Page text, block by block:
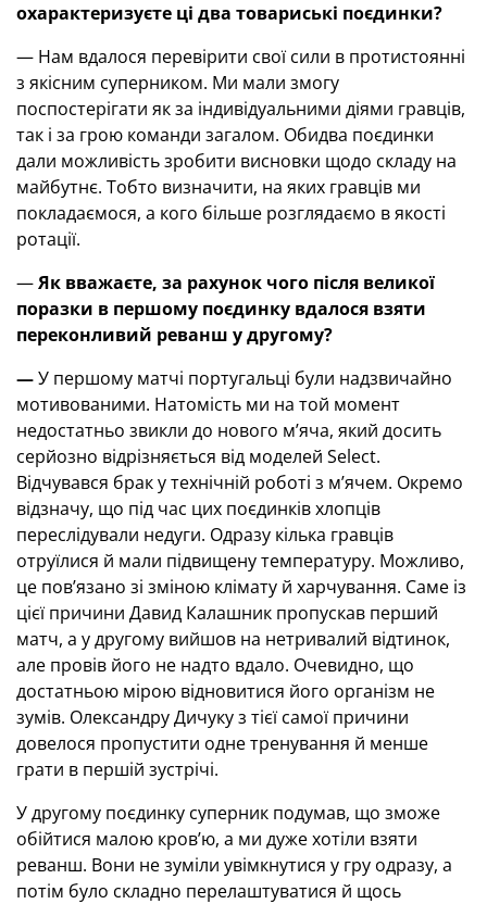
охарактеризуєте ці два товариські поєдинки?
— Нам вдалося перевірити свої сили в протистоянні
з якісним суперником. Ми мали змогу
поспостерігати як за індивідуальними діями гравців,
так і за грою команди загалом. Обидва поєдинки
дали можливість зробити висновки щодо складу на
майбутнє. Тобто визначити, на яких гравців ми
покладаємося, а кого більше розглядаємо в якості
ротації.
—Як вважаєте, за рахунок чого після великої
поразки в першому поєдинку вдалося взяти
переконливий реванш у другому?
—У першому матчі португальці були надзвичайно
мотивованими. Натомість ми на той момент
недостатньо звикли до нового м’яча, який досить
серйозно відрізняється від моделей Select.
Відчувався брак у технічній роботі з м’ячем. Окремо
відзначу, що під час цих поєдинків хлопців
переслідували недуги. Одразу кілька гравців
отруїлися й мали підвищену температуру. Можливо,
це пов’язано зі зміною клімату й харчування. Саме із
цієї причини Давид Калашник пропускав перший
матч, а у другому вийшов на нетривалий відтинок,
але провів його не надто вдало. Очевидно, що
достатньою мірою відновитися його організм не
зумів. Олександру Дичуку з тієї самої причини
довелося пропустити одне тренування й менше
грати в першій зустрічі.
У другому поєдинку суперник подумав, що зможе
обійтися малою кров’ю, а ми дуже хотіли взяти
реванш. Вони не зуміли увімкнутися у гру одразу, а
потім було складно перелаштуватися й щось